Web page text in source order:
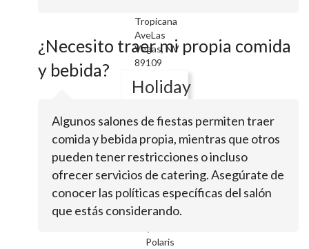
Tropicana
AveLas
Vegas, NV
89109
Holiday
Express
Las
Vegas
-
South
Polaris
¿Necesito traer mi propia comida
y bebida?
Algunos salones de fiestas permiten traer
comida y bebida propia, mientras que otros
pueden tener restricciones o incluso
ofrecer servicios de catering. Asegúrate de
conocer las políticas específicas del salón
que estás considerando.